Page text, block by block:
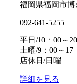
福岡県福岡市博
092-641-5255
平日/10：00～
土曜/9：00～17
店休日/日曜
詳細を見る